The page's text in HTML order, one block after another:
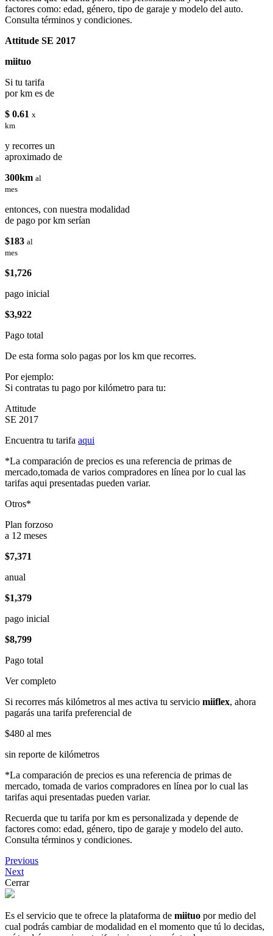
factores como: edad, género, tipo de garaje y modelo del auto.
Consulta términos y condiciones.
Attitude SE 2017
miituo
Si tu tarifa
por km es de
$ 0.61 x
km
y recorres un
aproximado de
300km al
mes
entonces, con nuestra modalidad
de pago por km serían
$183 al
mes
$1,726
pago inicial
$3,922
Pago total
De esta forma solo pagas por los km que recorres.
Por ejemplo:
Si contratas tu pago por kilómetro para tu:
Attitude
SE 2017
Encuentra tu tarifa aqui
*La comparación de precios es una referencia de primas de
mercado,tomada de varios compradores en línea por lo cual las
tarifas aqui presentadas pueden variar.
Otros*
Plan forzoso
a 12 meses
$7,371
anual
$1,379
pago inicial
$8,799
Pago total
Ver completo
Si recorres más kilómetros al mes activa tu servicio miiflex, ahora
pagarás una tarifa preferencial de
$480 al mes
sin reporte de kilómetros
*La comparación de precios es una referencia de primas de
mercado, tomada de varios compradores en línea por lo cual las
tarifas aqui presentadas pueden variar.
Recuerda que tu tarifa por km es personalizada y depende de
factores como: edad, género, tipo de garaje y modelo del auto.
Consulta términos y condiciones.
Previous
Next
Cerrar
Es el servicio que te ofrece la plataforma de miituo por medio del
cual podrás cambiar de modalidad en el momento que tú lo decidas,